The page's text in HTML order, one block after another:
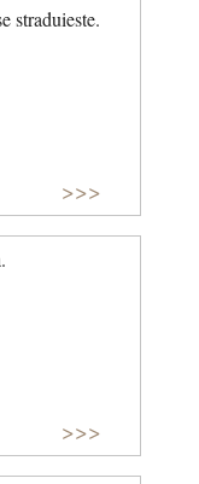
straduieste.
>>>
>>>